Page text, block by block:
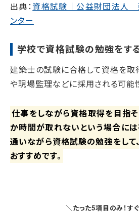
出典：資格試験｜公益財団法人
ンター
学校で資格試験の勉強をす
建築士の試験に合格して資格を取
や現場監理などに採用される可能
仕事をしながら資格取得を目指そ
か時間が取れないという場合に
通いながら資格試験の勉強をして
おすすめです。
＼たった5項目のみ！す